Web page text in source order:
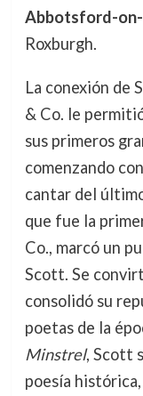
Abbotsford-
Roxburgh.
La conexión de
& Co. le
sus primeros
comenzando con
cantar del
que fue la
Co., marcó un
Scott. Se
consolidó su
poetas de la
Minstrel, Scott
poesía